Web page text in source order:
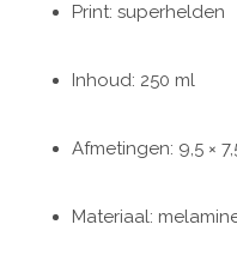
Print: superhelden
Inhoud: 250 ml
Afmetingen: 9,5 ×
Materiaal: